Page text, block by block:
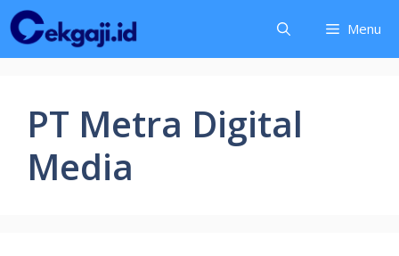
Langsung
ke
isi
Menu
PT Metra Digital
Media